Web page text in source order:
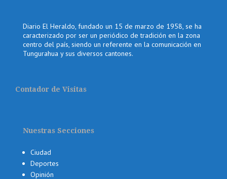
Diario El Heraldo, fundado un 15 de marzo de 1958, se ha
caracterizado por ser un periódico de tradición en la zona
centro del país, siendo un referente en la comunicación en
Tungurahua y sus diversos cantones.
Contador de Visitas
Nuestras Secciones
Ciudad
Deportes
Opinión